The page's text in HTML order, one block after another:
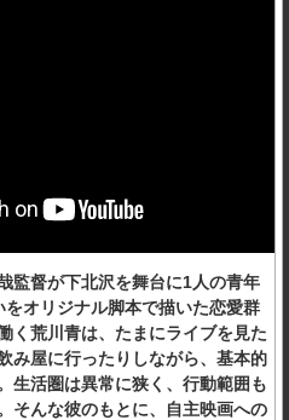
監督が下北沢を舞台に1人の青年
オリジナル脚本で描いた恋愛群
く荒川青は、たまにライブを見た
み屋に行ったりしながら、基本的
生活圏は異常に狭く、行動範囲も
そんな彼のもとに、自主映画への